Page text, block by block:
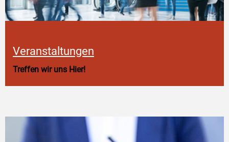
Veranstaltungen
Treffen wir uns Hier!